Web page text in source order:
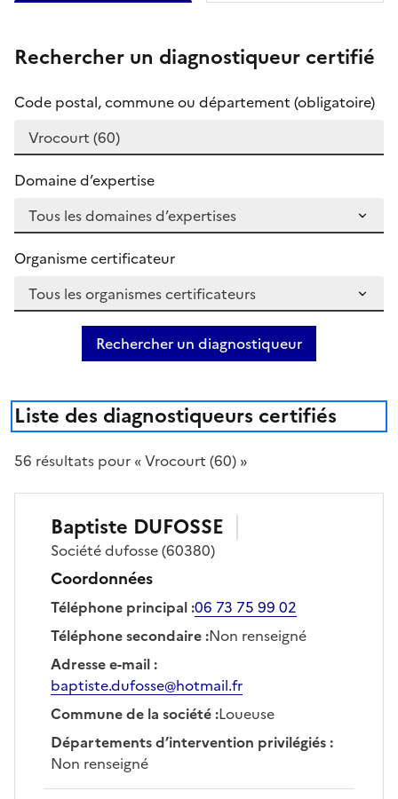
Rechercher un diagnostiqueur certifié
Code postal, commune ou département (obligatoire)
Domaine d’expertise
Organisme certificateur
Rechercher un diagnostiqueur
Liste des diagnostiqueurs certifiés
56 résultats pour « Vrocourt (60) »
Baptiste DUFOSSE
Sociétédufosse(60380)
Coordonnées
Téléphone principal:06 73 75 99 02
Téléphone secondaire:Non renseigné
Adresse e-mail:
baptiste.dufosse@hotmail.fr
Commune de la société:Loueuse
Départements d’intervention privilégiés:
Non renseigné